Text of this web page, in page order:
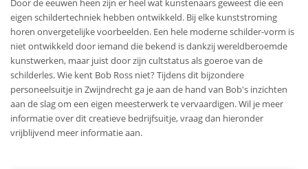
Door de eeuwen heen zijn er heel wat kunstenaars geweest die een
eigen schildertechniek hebben ontwikkeld. Bij elke kunststroming
horen onvergetelijke voorbeelden. Een hele moderne schilder-vorm is
niet ontwikkeld door iemand die bekend is dankzij wereldberoemde
kunstwerken, maar juist door zijn cultstatus als goeroe van de
schilderles. Wie kent Bob Ross niet? Tijdens dit bijzondere
personeelsuitje in Zwijndrecht ga je aan de hand van Bob's inzichten
aan de slag om een eigen meesterwerk te vervaardigen.Wil je meer
informatie over dit creatieve bedrijfsuitje, vraag dan hieronder
vrijblijvend meer informatie aan.